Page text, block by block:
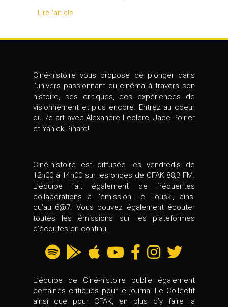
Lire l'article
Ciné-histoire vous propose de plonger dans
l’univers passionnant du cinéma à travers son
histoire, ses critiques, des expériences de
visionnement et plus encore. Entrez au coeur
du 7e art avec Alexandre Leclerc, Jade Poirier
et Yanick Pinard!
Ciné-histoire est diffusée les vendredis de
12h00 à 14h00 sur les ondes de CFAK 88,3 FM.
L’équipe fait également de fréquentes
collaborations à l’émission Le Touski, ainsi
qu’au 6@7. Vous pouvez également écouter
toutes les émissions sur les plateformes
d’écoutes en continu.
L’équipe de Ciné-histoire publie également
certaines critiques pour le journal Le Collectif
ainsi que pour CFAK, en plus d’y faire la